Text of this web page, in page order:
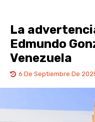
La
Edmundo
Venezuela
6 De Septiembre De